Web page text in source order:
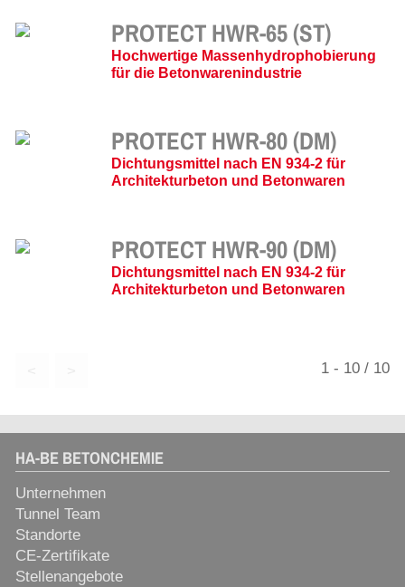
PROTECT HWR-65 (ST)
Hochwertige Massenhydrophobierung
für die Betonwarenindustrie
PROTECT HWR-80 (DM)
Dichtungsmittel nach EN 934-2 für
Architekturbeton und Betonwaren
PROTECT HWR-90 (DM)
Dichtungsmittel nach EN 934-2 für
Architekturbeton und Betonwaren
1 - 10 / 10
HA-BE BETONCHEMIE
Unternehmen
Tunnel Team
Standorte
CE-Zertifikate
Stellenangebote